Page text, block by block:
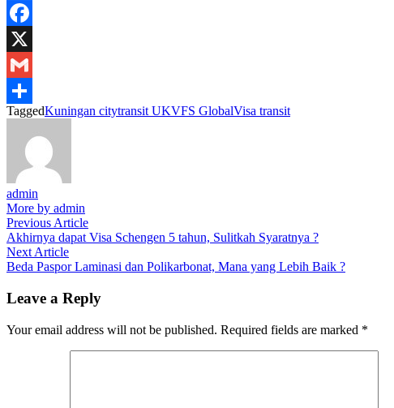
Facebook
X
Gmail
Share
TaggedKuningan citytransit UKVFS GlobalVisa transit
admin
More by admin
Post
navigation
Previous ArticlePrevious
article:
Akhirnya dapat Visa Schengen 5 tahun, Sulitkah Syaratnya ?
Next ArticleNext
article:
Beda Paspor Laminasi dan Polikarbonat, Mana yang Lebih Baik ?
Leave a Reply
Your email address will not be published. Required fields are marked *